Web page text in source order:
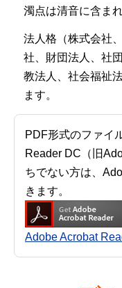
濁点は清音に含ま
法人格（株式会社
社、財団法人、社
教法人、社会福祉
ます。
PDF形式のファイ
Reader DC（旧
ちでない方は、
きます。
Adobe Acrobat